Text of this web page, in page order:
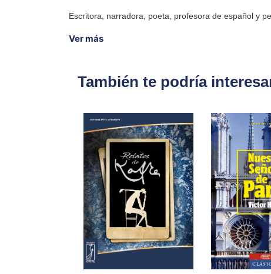
Escritora, narradora, poeta, profesora de español y
Ver más
También te podría